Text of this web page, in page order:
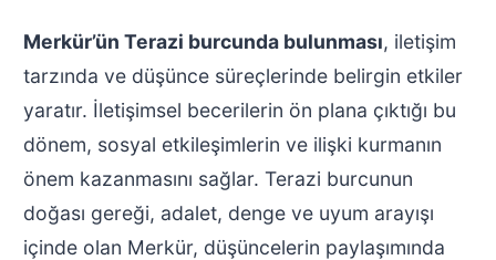
Merkür’ün Terazi burcunda bulunması, iletişim
tarzında ve düşünce süreçlerinde belirgin etkiler
yaratır. İletişimsel becerilerin ön plana çıktığı bu
dönem, sosyal etkileşimlerin ve ilişki kurmanın
önem kazanmasını sağlar. Terazi burcunun
doğası gereği, adalet, denge ve uyum arayışı
içinde olan Merkür, düşüncelerin paylaşımında